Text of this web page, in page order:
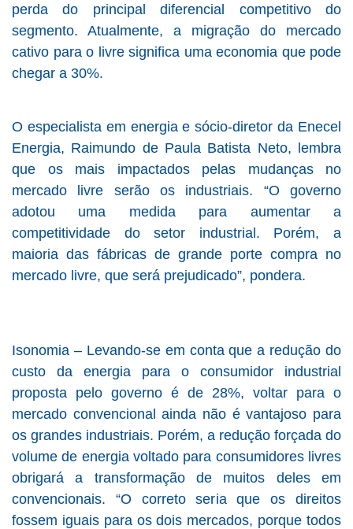
perda do principal diferencial competitivo do
segmento. Atualmente, a migração do mercado
cativo para o livre significa uma economia que pode
chegar a 30%.
O especialista em energia e sócio-diretor da Enecel
Energia, Raimundo de Paula Batista Neto, lembra
que os mais impactados pelas mudanças no
mercado livre serão os industriais. “O governo
adotou uma medida para aumentar a
competitividade do setor industrial. Porém, a
maioria das fábricas de grande porte compra no
mercado livre, que será prejudicado”, pondera.
Isonomia – Levando-se em conta que a redução do
custo da energia para o consumidor industrial
proposta pelo governo é de 28%, voltar para o
mercado convencional ainda não é vantajoso para
os grandes industriais. Porém, a redução forçada do
volume de energia voltado para consumidores livres
obrigará a transformação de muitos deles em
convencionais. “O correto seria que os direitos
fossem iguais para os dois mercados, porque todos